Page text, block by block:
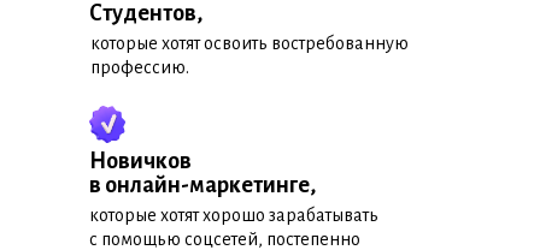
Новичков
в онлайн-маркетинге,
которые хотят хорошо зарабатывать
с помощью соцсетей, постепенно
Студентов,
которые хотят освоить востребованную
профессию.